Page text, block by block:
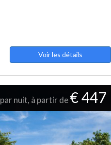
Voir les détails
par nuit, à partir de€ 447